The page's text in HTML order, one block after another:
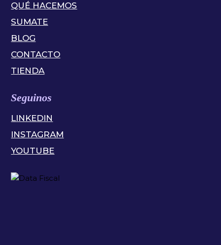
QUÉ HACEMOS
SUMATE
BLOG
CONTACTO
TIENDA
Seguinos
LINKEDIN
INSTAGRAM
YOUTUBE